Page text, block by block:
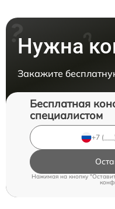
Нужна
Закажите
Бесплатная
специалистом
Нажимая на кнопку